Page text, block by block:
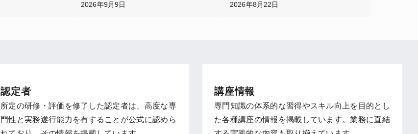
2026年9月9日 2026年8月22日
認定者
所定の研修・評価を修了した認定者は、高度な専
門性と実務遂行能力を有することが公式に認めら
講座情報
専門知識の体系的な習得やスキル向上を目的とし
た各種講座の情報を掲載しています。業務に直結